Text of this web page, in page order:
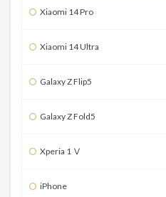
Xiaomi 14 Pro
Xiaomi 14 Ultra
Galaxy Z Flip5
Galaxy Z Fold5
Xperia 1 Ⅴ
iPhone